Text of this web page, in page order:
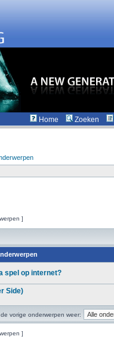
Home Zoeken
]
spel op internet?
Side)
vorige onderwerpen weer:
]